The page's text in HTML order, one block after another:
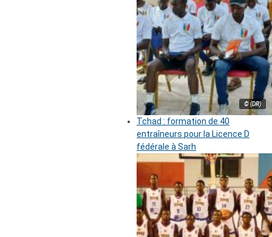
© (DR)
Tchad : formation de 40
entraîneurs pour la Licence D
fédérale à Sarh